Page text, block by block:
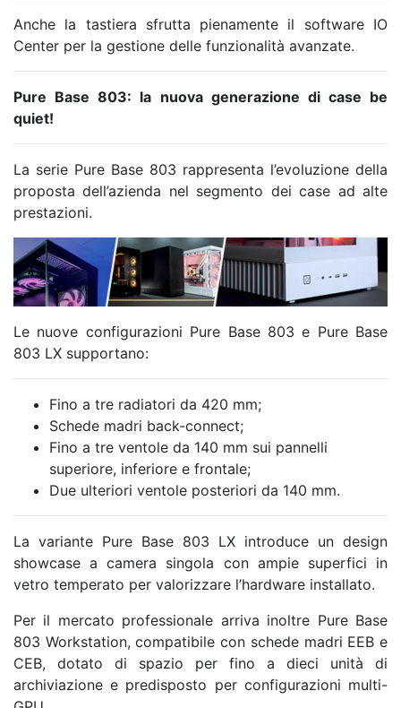
Anche la tastiera sfrutta pienamente il software IO
Center per la gestione delle funzionalità avanzate.
Pure Base 803: la nuova generazione di case be
quiet!
La serie Pure Base 803 rappresenta l’evoluzione della
proposta dell’azienda nel segmento dei case ad alte
prestazioni.
Le nuove configurazioni Pure Base 803 e Pure Base
803 LX supportano:
Fino a tre radiatori da 420 mm;
Schede madri back-connect;
Fino a tre ventole da 140 mm sui pannelli
superiore, inferiore e frontale;
Due ulteriori ventole posteriori da 140 mm.
La variante Pure Base 803 LX introduce un design
showcase a camera singola con ampie superfici in
vetro temperato per valorizzare l’hardware installato.
Per il mercato professionale arriva inoltre Pure Base
803 Workstation, compatibile con schede madri EEB e
CEB, dotato di spazio per fino a dieci unità di
archiviazione e predisposto per configurazioni multi-